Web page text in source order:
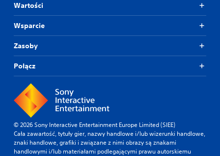
Wartości
Wsparcie
Zasoby
Połącz
© 2026 Sony Interactive Entertainment Europe Limited (SIEE)
Cała zawartość, tytuły gier, nazwy handlowe i/lub wizerunki handlowe,
znaki handlowe, grafiki i związane z nimi obrazy są znakami
handlowymi i/lub materiałami podlegającymi prawu autorskiemu